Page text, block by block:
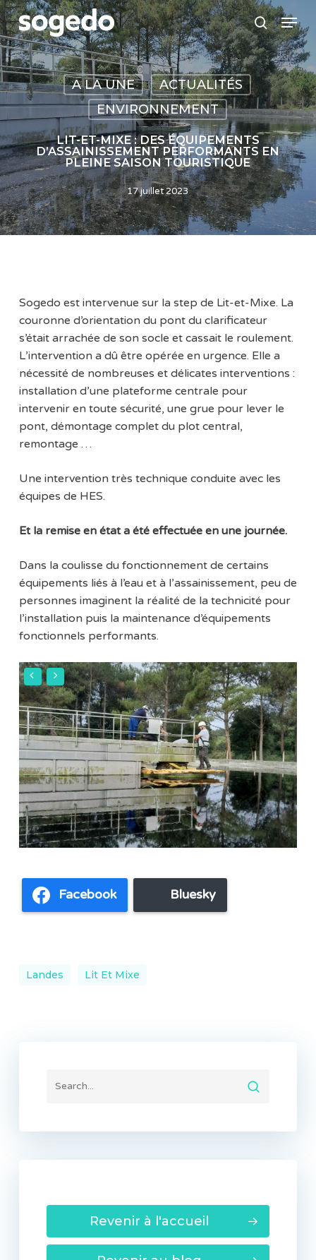
Skip
to
main
content
search
Menu
A LA UNE
ACTUALITÉS
ENVIRONNEMENT
LIT-ET-MIXE : DES ÉQUIPEMENTS
D’ASSAINISSEMENT PERFORMANTS EN
PLEINE SAISON TOURISTIQUE
17 juillet 2023
Sogedo est intervenue sur la step de Lit-et-Mixe. La
couronne d’orientation du pont du clarificateur
s’était arrachée de son socle et cassait le roulement.
L’intervention a dû être opérée en urgence. Elle a
nécessité de nombreuses et délicates interventions :
installation d’une plateforme centrale pour
intervenir en toute sécurité, une grue pour lever le
pont, démontage complet du plot central,
remontage …
Une intervention très technique conduite avec les
équipes de HES.
Et la remise en état a été effectuée en une journée.
Dans la coulisse du fonctionnement de certains
équipements liés à l’eau et à l’assainissement, peu de
personnes imaginent la réalité de la technicité pour
l’installation puis la maintenance d’équipements
fonctionnels performants.
Facebook Bluesky
Landes Lit Et Mixe
Revenir à l'accueil